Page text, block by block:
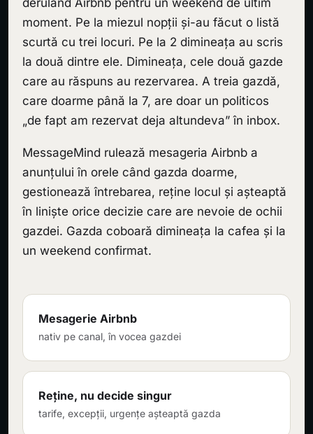
derulând Airbnb pentru un weekend de ultim
moment. Pe la miezul nopții și-au făcut o listă
scurtă cu trei locuri. Pe la 2 dimineața au scris
la două dintre ele. Dimineața, cele două gazde
care au răspuns au rezervarea. A treia gazdă,
care doarme până la 7, are doar un politicos
„de fapt am rezervat deja altundeva” în inbox.
MessageMind rulează mesageria Airbnb a
anunțului în orele când gazda doarme,
gestionează întrebarea, reține locul și așteaptă
în liniște orice decizie care are nevoie de ochii
gazdei. Gazda coboară dimineața la cafea și la
un weekend confirmat.
Mesagerie Airbnb
nativ pe canal, în vocea gazdei
Reține, nu decide singur
tarife, excepții, urgențe așteaptă gazda